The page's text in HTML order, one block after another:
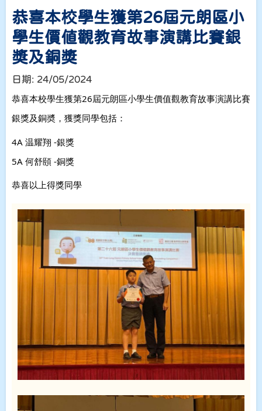
恭喜本校學生獲第26屆元朗區小
學生價值觀教育故事演講比賽銀
獎及銅奬
日期: 24/05/2024
恭喜本校學生獲第26屆元朗區小學生價值觀教育故事演講比賽
銀獎及銅奬，獲獎同學包括：
4A 温耀翔 -銀獎
5A 何舒頤 -銅獎
恭喜以上得獎同學